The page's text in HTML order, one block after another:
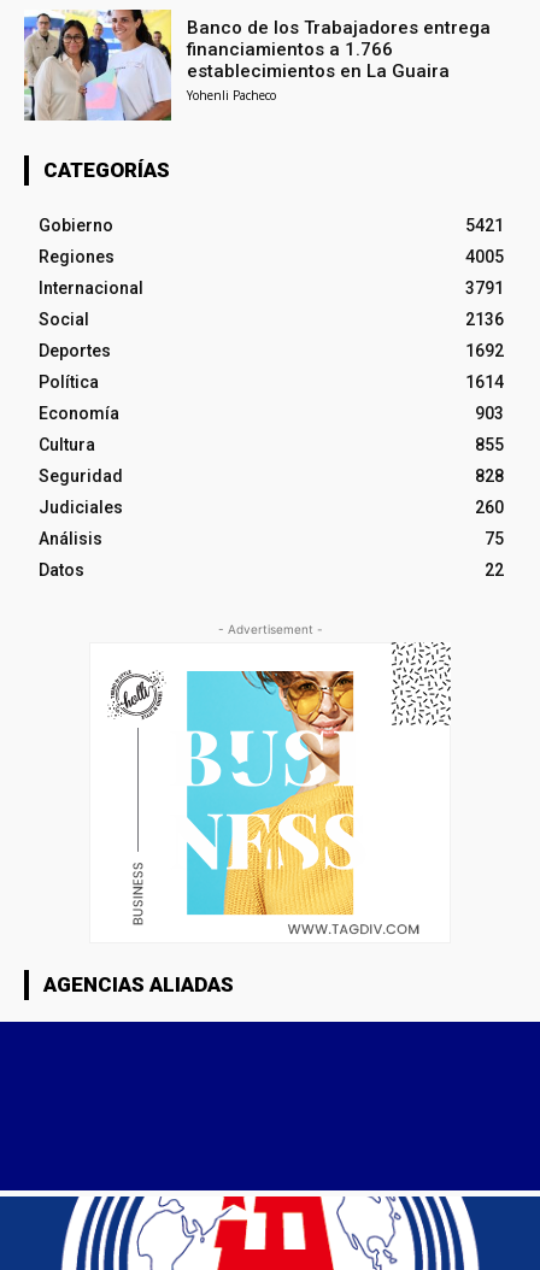
Banco de los Trabajadores entrega
financiamientos a 1.766
establecimientos en La Guaira
Yohenli Pacheco
CATEGORÍAS
Gobierno
5421
Regiones
4005
Internacional
3791
Social
2136
Deportes
1692
Política
1614
Economía
903
Cultura
855
Seguridad
828
Judiciales
260
Análisis
75
Datos
22
- Advertisement -
AGENCIAS ALIADAS